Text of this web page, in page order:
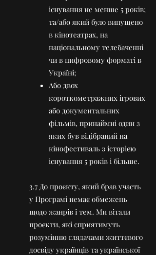
існування не менше 5 років;
та/або який було випущено
в кінотеатрах, на
національному телебаченні
чи в цифровому форматі в
Україні;
Або двох
короткометражних ігрових
або документальних
фільмів, принаймні один з
яких був відібраний на
кінофестиваль з історією
існування 5 років і більше.
3.7 До проєкту, який брав участь
у Програмі немає обмежень
щодо жанрів і тем. Ми вітали
проєкти, які сприятимуть
розумінню глядачами життєвого
досвіду українців та української